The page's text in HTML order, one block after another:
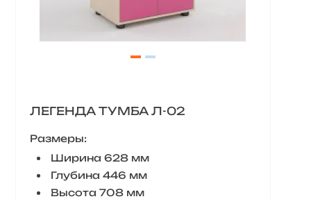
ЛЕГЕНДА ТУМБА Л-02
Размеры:
Ширина 628 мм
Глубина 446 мм
Высота 708 мм